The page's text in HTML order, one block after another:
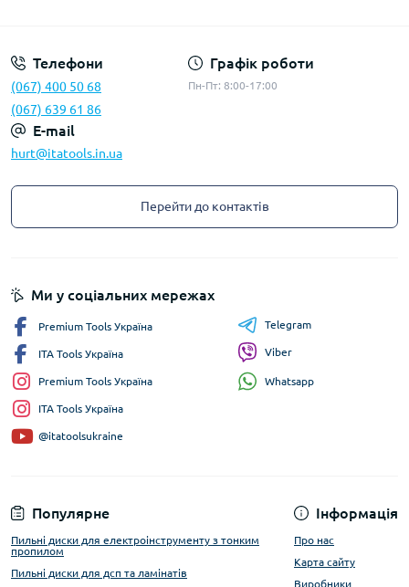
Телефони
(067) 400 50 68
(067) 639 61 86
Графік роботи
Пн-Пт: 8:00-17:00
E-mail
hurt@itatools.in.ua
Перейти до контактів
Популярне
Пильні диски для електроінструменту з тонким
пропилом
Пильні диски для дсп та ламінатів
Інформація
Про нас
Карта сайту
Виробники
Ми у соціальних мережах
Premium Tools Україна
ITA Tools Україна
Premium Tools Україна
ITA Tools Україна
@itatoolsukraine
Telegram
Viber
Whatsapp